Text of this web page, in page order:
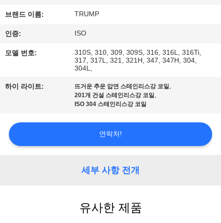
관
한
것
공
투
어
브랜드 이름: TRUMP
인증: ISO
모델 번호:
310S, 310, 309, 309S, 316, 316L, 316Ti,
317, 317L, 321, 321H, 347, 347H, 304,
304L,
하이 라이트: 뜨거운 추운 압연 스테인리스강 코일,
201개 건설 스테인리스강 코일,
ISO 304 스테인리스강 코일
연락처!
세부 사항 전개
유사한 제품